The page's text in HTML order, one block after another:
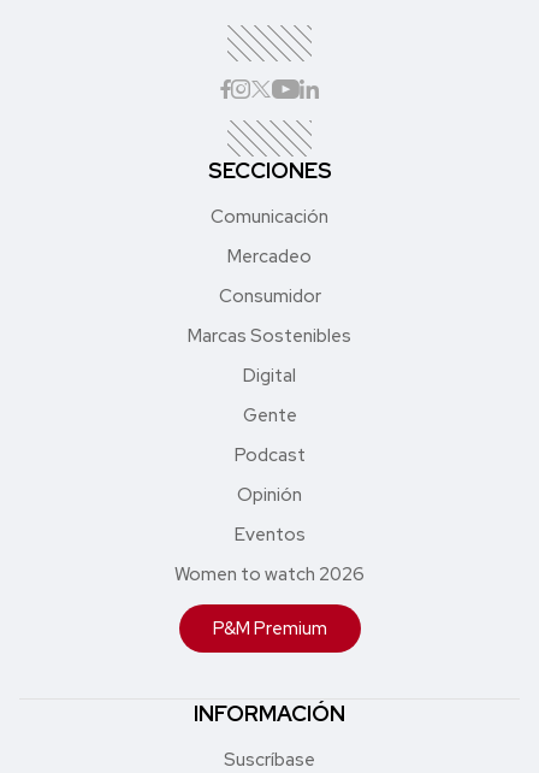
SECCIONES
Comunicación
Mercadeo
Consumidor
Marcas Sostenibles
Digital
Gente
Podcast
Opinión
Eventos
Women to watch 2026
P&M Premium
INFORMACIÓN
Suscríbase